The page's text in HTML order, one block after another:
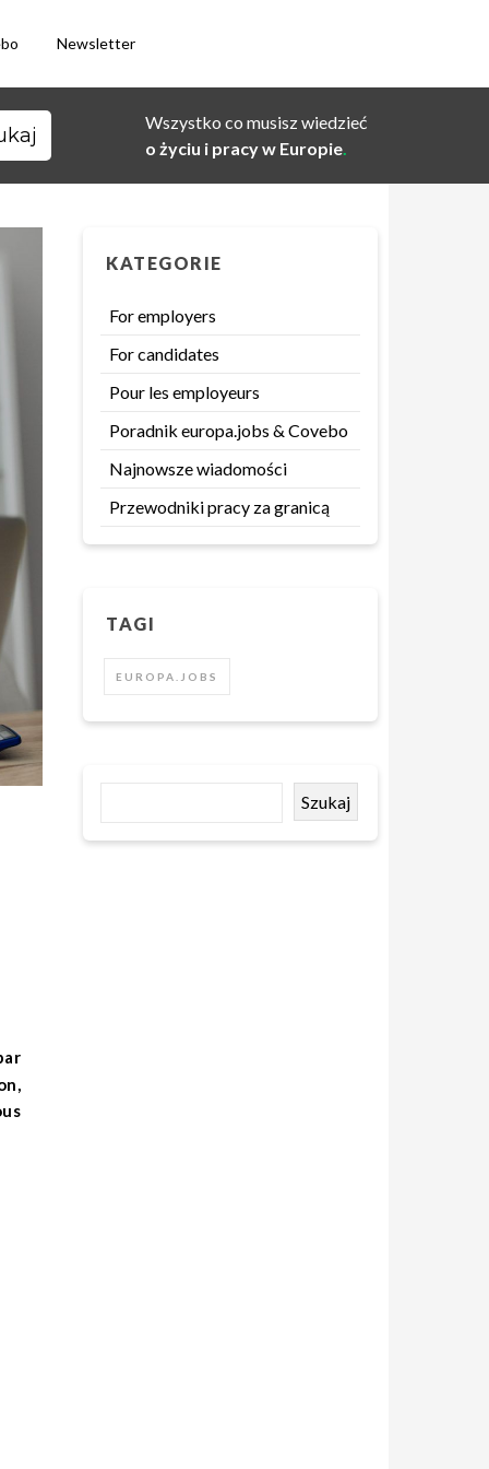
Newsletter
Wszystko co musisz wiedzieć
o życiu i pracy w Europie.
KATEGORIE
For employers
For candidates
Pour les employeurs
Poradnik europa.jobs & Covebo
Najnowsze wiadomości
Przewodniki pracy za granicą
TAGI
EUROPA.JOBS
Szukaj